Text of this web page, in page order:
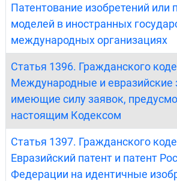
Патентование изобретений или
моделей в иностранных
международных организациях
Статья 1396. Гражданского
Международные и евразийские
имеющие силу заявок,
настоящим Кодексом
Статья 1397. Гражданского
Евразийский патент и патент
Федерации на идентичные